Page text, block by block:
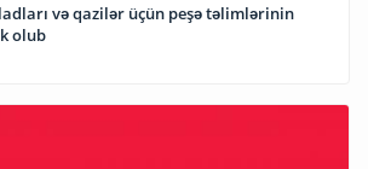
və qazilər üçün peşə təlimlərinin
olub